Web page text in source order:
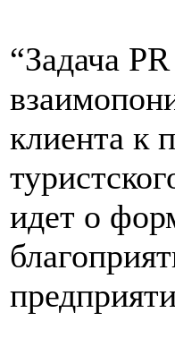
“Задача
клиента к
идет о